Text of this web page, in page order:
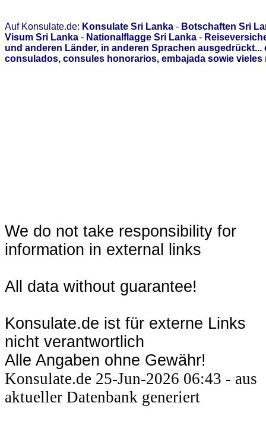
Auf Konsulate.de: Konsulate Sri Lanka - Botschaften Sri
Visum Sri Lanka - Nationalflagge Sri Lanka -
und anderen Länder, in anderen Sprachen
consulados, consules honorarios, embajada sowie vieles
We do not take responsibility for
information in external links
All data without guarantee!
Konsulate.de ist für externe Links
nicht verantwortlich
Alle Angaben ohne Gewähr!
Konsulate.de 25-Jun-2026 06:43 - aus
aktueller Datenbank generiert